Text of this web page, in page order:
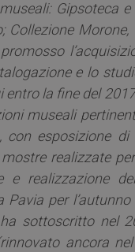
Gipsoteca
Collezione
e lo
entro la fine del
museali
con esposizione
realizzate
e realizzazione
Pavia per
sottoscritto nel
ancora